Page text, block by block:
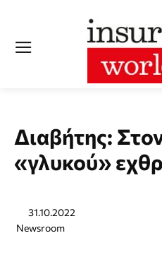
Διαβήτης:
«γλυκού»
31.10.2022
Newsroom